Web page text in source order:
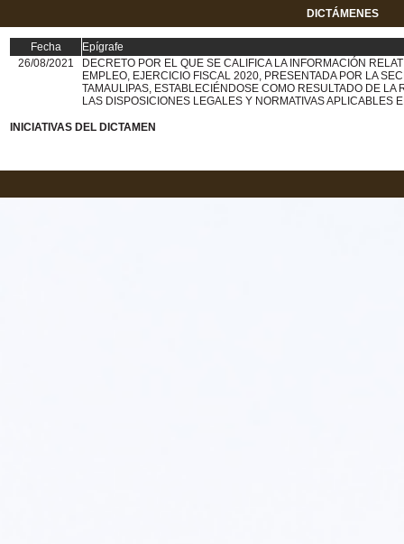
DICTÁMENES
Fecha
Epígrafe
26/08/2021
DECRETO POR EL QUE SE CALIFICA LA INFORMACIÓN
EMPLEO, EJERCICIO FISCAL 2020, PRESENTADA POR LA
TAMAULIPAS, ESTABLECIÉNDOSE COMO RESULTADO DE
LAS DISPOSICIONES LEGALES Y NORMATIVAS APLICABLES
INICIATIVAS DEL DICTAMEN